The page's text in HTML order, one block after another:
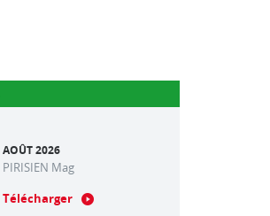
AOÛT 2026
PIRISIEN Mag
Télécharger